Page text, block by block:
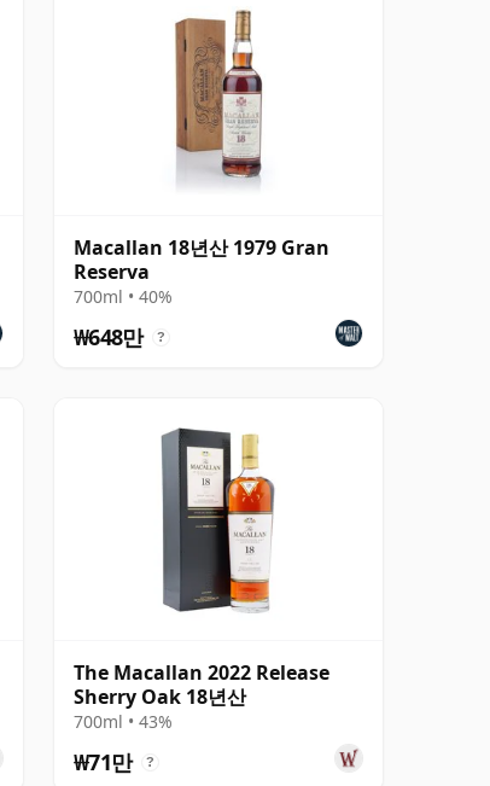
Macallan 18년산 1979 Gran
Reserva
700ml • 40%
₩648만 ?
The Macallan 2022 Release
Sherry Oak 18년산
700ml • 43%
₩71만 ?